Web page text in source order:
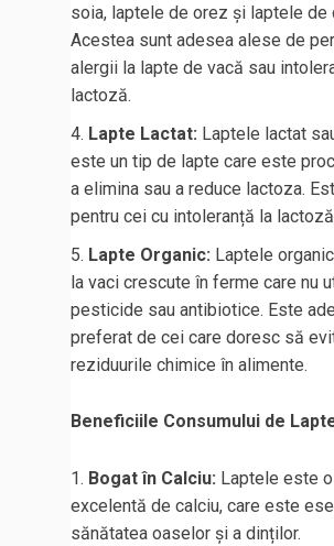
soia, laptele de orez și laptele de
Acestea sunt adesea alese de
alergii la lapte de vacă sau
lactoză.
Lapte Lactat: Laptele lactat
este un tip de lapte care este
a elimina sau a reduce lactoza.
pentru cei cu intoleranță la
Lapte Organic: Laptele
la vaci crescute în ferme care nu
pesticide sau antibiotice. Este
preferat de cei care doresc să
reziduurile chimice în alimente.
Beneficiile Consumului de
Bogat în Calciu: Laptele este
excelentă de calciu, care este
sănătatea oaselor și a dinților.